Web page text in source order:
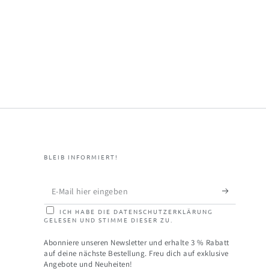
BLEIB INFORMIERT!
E-
Mail
hier
eingeben
ICH HABE DIE DATENSCHUTZERKLÄRUNG
GELESEN UND STIMME DIESER ZU.
Abonniere unseren Newsletter und erhalte 3 % Rabatt
auf deine nächste Bestellung. Freu dich auf exklusive
Angebote und Neuheiten!